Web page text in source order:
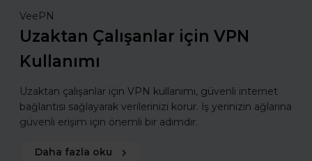
VeePN
Uzaktan Çalışanlar için VPN
Kullanımı
Uzaktan çalışanlar için VPN kullanımı, güvenli internet
bağlantısı sağlayarak verilerinizi korur. İş yerinizin ağlarına
güvenli erişim için önemli bir adımdır.
Daha fazla oku